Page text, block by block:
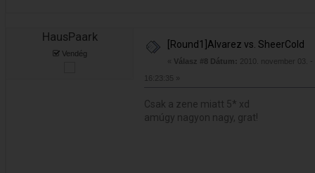
HausPaark
Vendég
[Round1]Alvarez vs. SheerCold
« Válasz #8 Dátum:
2010. november 03. -
16:23:35 »
Csak a zene miatt 5* xd
amúgy nagyon nagy, grat!